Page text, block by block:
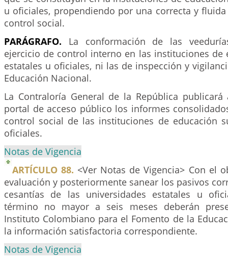
u oficiales, propendiendo por una correcta y
control social.
PARÁGRAFO. La conformación de las
ejercicio de control interno en las instituciones de
estatales u oficiales, ni las de inspección y
Educación Nacional.
La Contraloría General de la República
portal de acceso público los informes
control social de las instituciones de educación
oficiales.
Notas de Vigencia
ARTÍCULO 88. <Ver Notas de Vigencia> Con el
evaluación y posteriormente sanear los pasivos
cesantías de las universidades estatales u
término no mayor a seis meses deberán
Instituto Colombiano para el Fomento de la
la información satisfactoria correspondiente.
Notas de Vigencia